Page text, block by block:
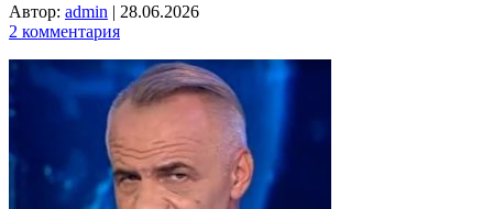
Автор: admin | 28.06.2026
2 комментария